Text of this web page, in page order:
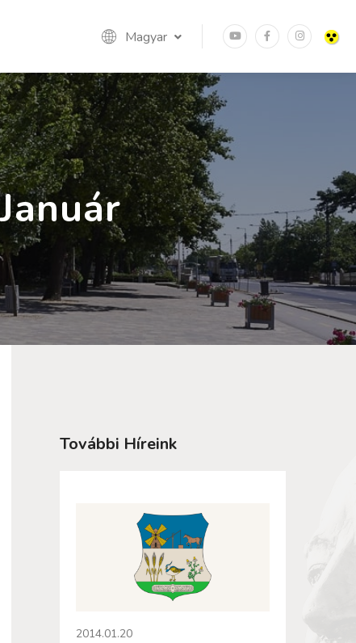
Magyar
További Híreink
2014.01.20